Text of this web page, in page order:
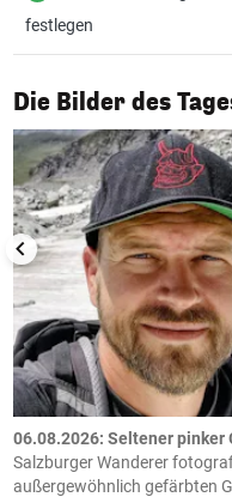
festlegen
Die Bilder des
1/50
06.08.2026: Seltener pinker
Salzburger Wanderer
außergewöhnlich gefärbten